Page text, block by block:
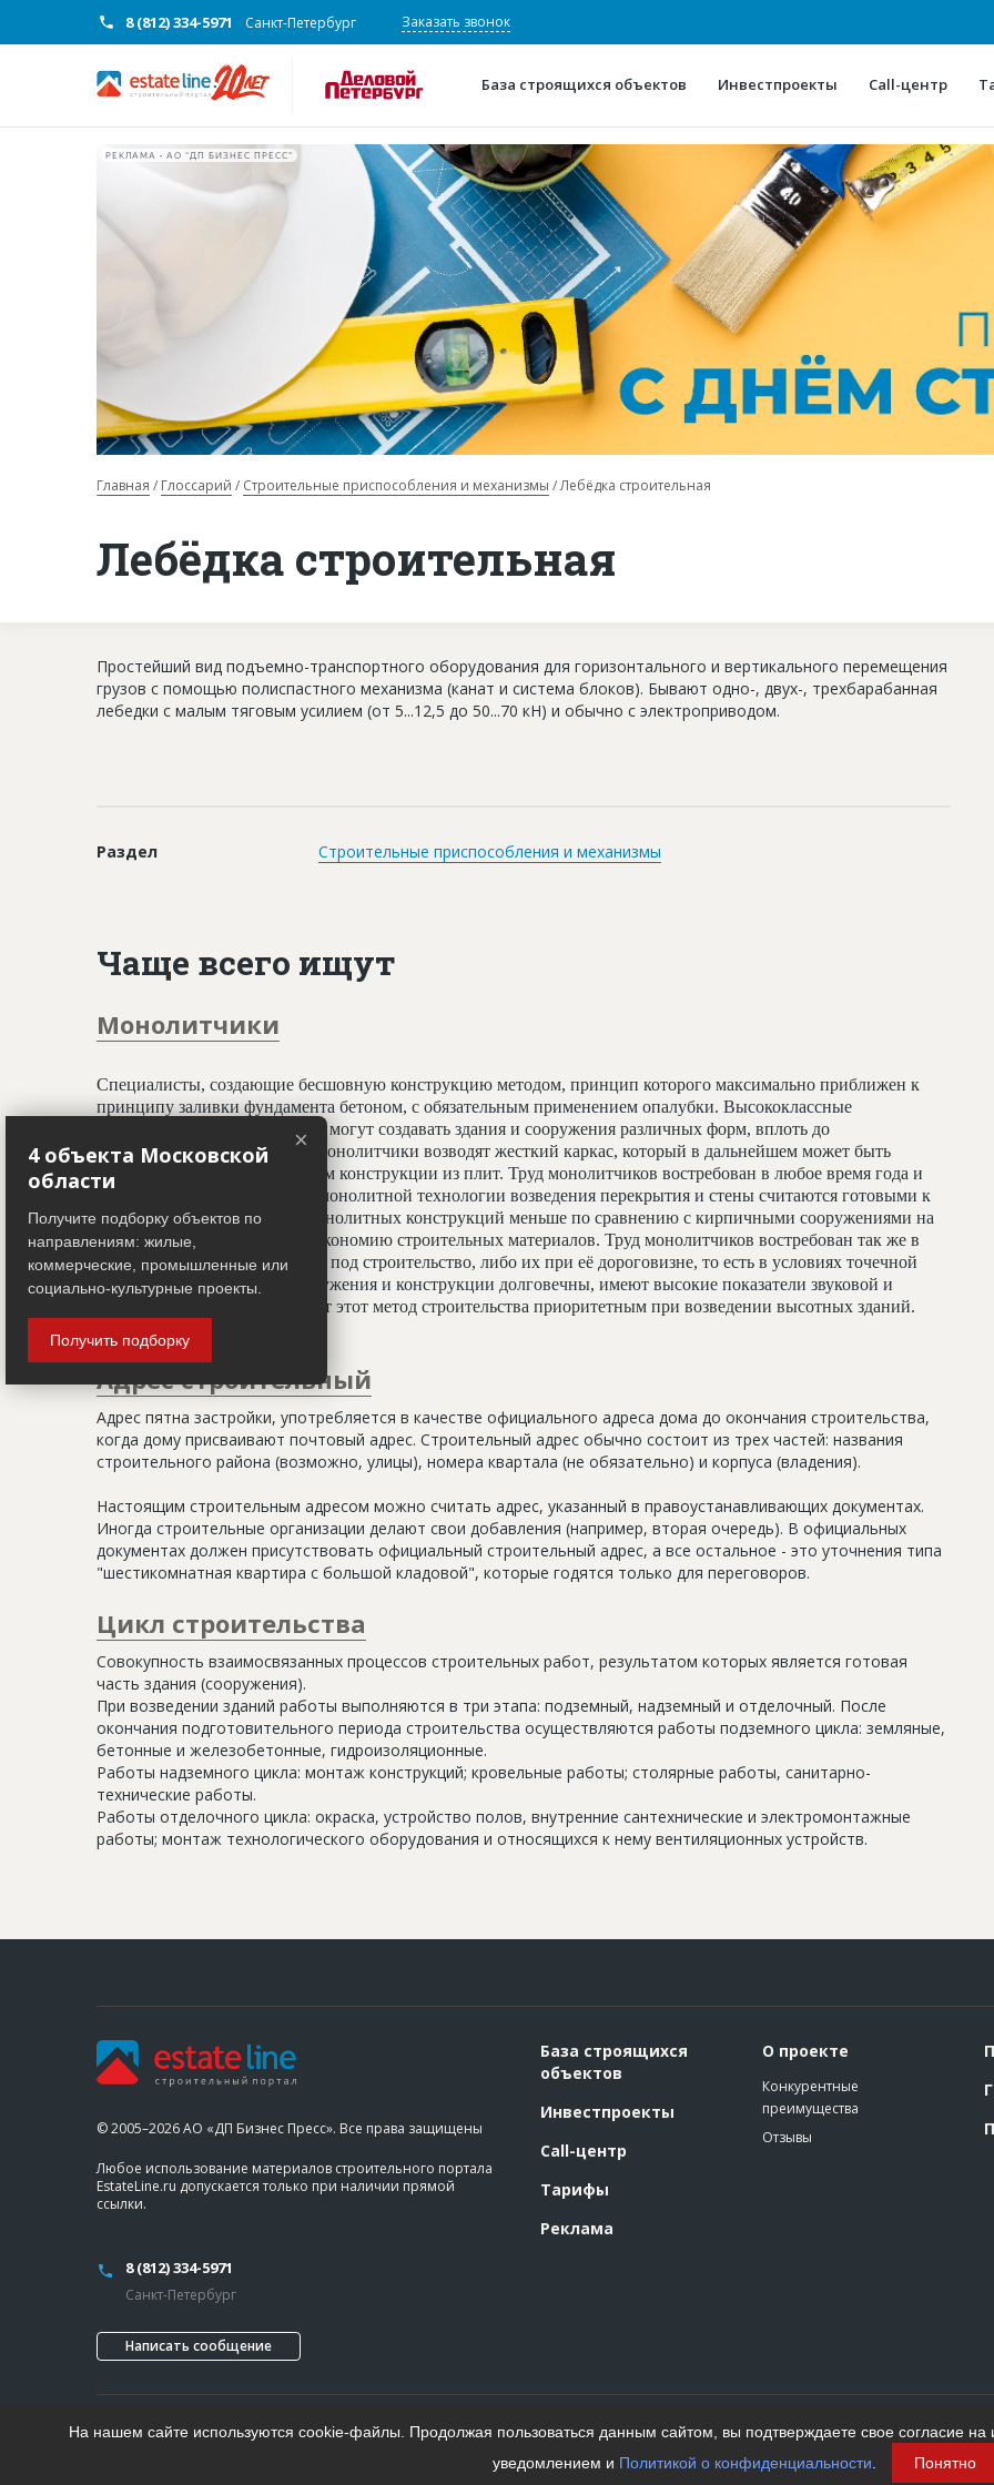
8 (812) 334-5971 Санкт-Петербург Заказать звонок
База строящихся объектов Инвестпроекты Call-центр
О проекте
Конкурентные
Горячие
Глоссарий
РЕКЛАМА • АО "ДП БИЗНЕС ПРЕСС"
Главная Глоссарий Строительные приспособления и механизмы Лебёдка строительная
Лебёдка строительная
Простейший вид подъемно-транспортного оборудования для горизонтального и вертикального перемещения
грузов с помощью полиспастного механизма (канат и система блоков). Бывают одно-, двух-, трехбарабанная
лебедки с малым тяговым усилием (от 5...12,5 до 50...70 кН) и обычно с электроприводом.
Раздел Строительные приспособления и механизмы
Чаще всего ищут
Монолитчики
Специалисты, создающие бесшовную конструкцию методом, принцип которого максимально приближен к
принципу заливки фундамента бетоном, с обязательным применением опалубки. Высококлассные
профессионалы-монолитчики могут создавать здания и сооружения различных форм, вплоть до
криволинейных элементов. Монолитчики возводят жесткий каркас, который в дальнейшем может быть
использован гораздо шире, чем конструкции из плит. Труд монолитчиков востребован в любое время года и
считается всесезонным. При монолитной технологии возведения перекрытия и стены считаются готовыми к
отделочным работам, а вес монолитных конструкций меньше по сравнению с кирпичными сооружениями на
20%, что даёт значительную экономию строительных материалов. Труд монолитчиков востребован так же в
условиях недостатка площади под строительство, либо их при её дороговизне, то есть в условиях точечной
застройки. Монолитные сооружения и конструкции долговечны, имеют высокие показатели звуковой и
тепловой изоляции, что делает этот метод строительства приоритетным при возведении высотных зданий.
Адрес строительный
Адрес пятна застройки, употребляется в качестве официального адреса дома до окончания строительства,
когда дому присваивают почтовый адрес. Строительный адрес обычно состоит из трех частей: названия
строительного района (возможно, улицы), номера квартала (не обязательно) и корпуса (владения).
Настоящим строительным адресом можно считать адрес, указанный в правоустанавливающих документах.
Иногда строительные организации делают свои добавления (например, вторая очередь). В официальных
документах должен присутствовать официальный строительный адрес, а все остальное - это уточнения типа
"шестикомнатная квартира с большой кладовой", которые годятся только для переговоров.
Цикл строительства
Совокупность взаимосвязанных процессов строительных работ, результатом которых является готовая
часть здания (сооружения).
При возведении зданий работы выполняются в три этапа: подземный, надземный и отделочный. После
окончания подготовительного периода строительства осуществляются работы подземного цикла: земляные,
бетонные и железобетонные, гидроизоляционные.
Работы надземного цикла: монтаж конструкций; кровельные работы; столярные работы, санитарно-
технические работы.
Работы отделочного цикла: окраска, устройство полов, внутренние сантехнические и электромонтажные
работы; монтаж технологического оборудования и относящихся к нему вентиляционных устройств.
© 2005–2026 АО «ДП Бизнес Пресс». Все права защищены
Любое использование материалов строительного портала
EstateLine.ru допускается только при наличии прямой
ссылки.
8 (812) 334-5971
Санкт-Петербург
Написать сообщение
База строящихся
объектов
Инвестпроекты
Call-центр
Тарифы
Реклама
О проекте
Конкурентные
преимущества
Отзывы
Проект «Делового Петербурга»
Пользовательское соглашение
На информационном ресурсе применяются
рекомендательные технологии. Подробнее.
На нашем сайте используются cookie-файлы. Продолжая пользоваться данным сайтом, вы подтверждаете свое согласие на
уведомлением и Политикой о конфиденциальности Понятно
×
4 объекта Московской
области
Получите подборку объектов по
направлениям: жилые,
коммерческие, промышленные или
социально-культурные проекты.
Получить подборку